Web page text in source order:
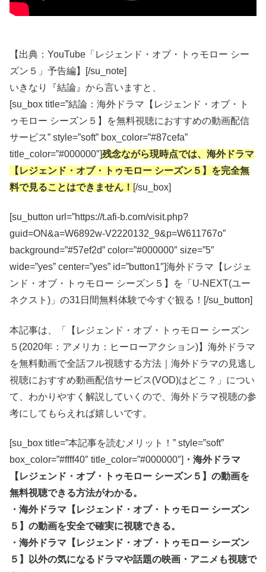
【出典：YouTube「レジェンド・オブ・トゥモロー シー
ズン５」予告編】[/su_note]
いきなり『結論』から言いますと、
[su_box title=”結論：海外ドラマ【レジェンド・オブ・ト
ゥモロー シーズン５】を無料視聴におすすめの動画配信
サービス” style=”soft” box_color=”#87cefa”
title_color=”#000000″]残念ながら現時点では、海外ドラマ
【レジェンド・オブ・トゥモロー シーズン５】を完全無
料で見ることはできません！ [/su_box]
[su_button url=”https://t.afi-b.com/visit.php?
guid=ON&a=W6892w-V2220132_9&p=W611767o”
background=”#57ef2d” color=”#000000″ size=”5″
wide=”yes” center=”yes” id=”button1″]海外ドラマ【レジェ
ンド・オブ・トゥモロー シーズン５】を「U-NEXT(ユー
ネクスト)」の31日間無料体験で今すぐ観る！[/su_button]
本記事は、「【レジェンド・オブ・トゥモロー シーズン
５(2020年：アメリカ：ヒーローアクション)】海外ドラマ
を無料動画で全話フル視聴する方法｜海外ドラマの見逃し
視聴におすすめ動画配信サービス(VOD)はどこ？」につい
て、わかりやすく解説していくので、海外ドラマ視聴の参
考にしてもらえれば嬉しいです。
[su_box title=”本記事を読むメリット！” style=”soft”
box_color=”#ffff40″ title_color=”#000000″] ・海外ドラマ
【レジェンド・オブ・トゥモロー シーズン５】の動画を
無料視聴できる方法がわかる。
・海外ドラマ【レジェンド・オブ・トゥモロー シーズン
５】の動画を安全で確実に視聴できる。
・海外ドラマ【レジェンド・オブ・トゥモロー シーズン
５】以外の気になるドラマや話題の映画・アニメも視聴で